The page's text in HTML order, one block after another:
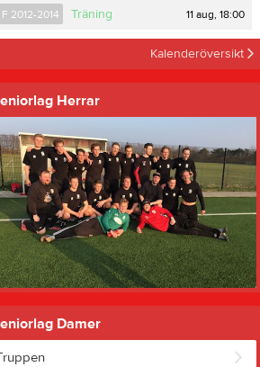
Sandby IF - THIF,
0
F 2012-2014 Träning 11 aug, 18:00
Kalenderöversikt
Herrar
Truppen
Serier
Damer